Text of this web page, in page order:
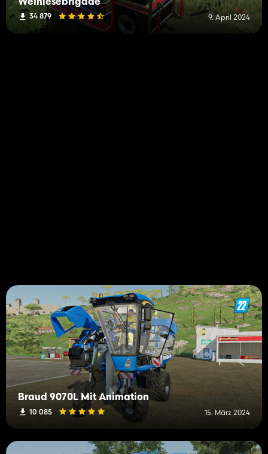
Weinlesebrigade
34 879 9. April 2024
Braud 9070L Mit Animation
10 085 15. März 2024